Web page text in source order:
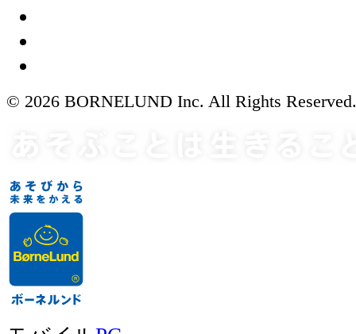
© 2026 BORNELUND Inc. All Rights Reserved.